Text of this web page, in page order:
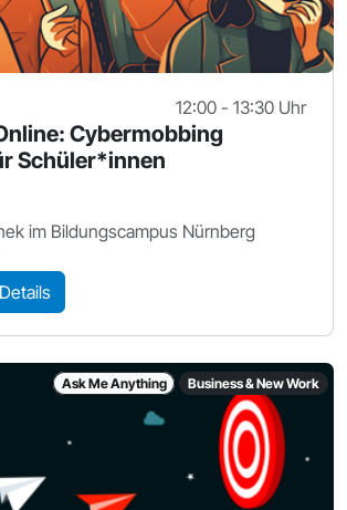
12:00 - 13:30 Uhr
Cybermobbing
Schüler*innen
im Bildungscampus Nürnberg
Ask Me Anything Business & New Work